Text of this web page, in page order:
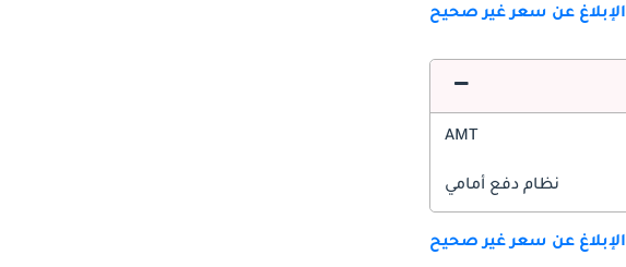
الإبلاغ عن سعر غير صحيح
AMT
نظام دفع أمامي
الإبلاغ عن سعر غير صحيح